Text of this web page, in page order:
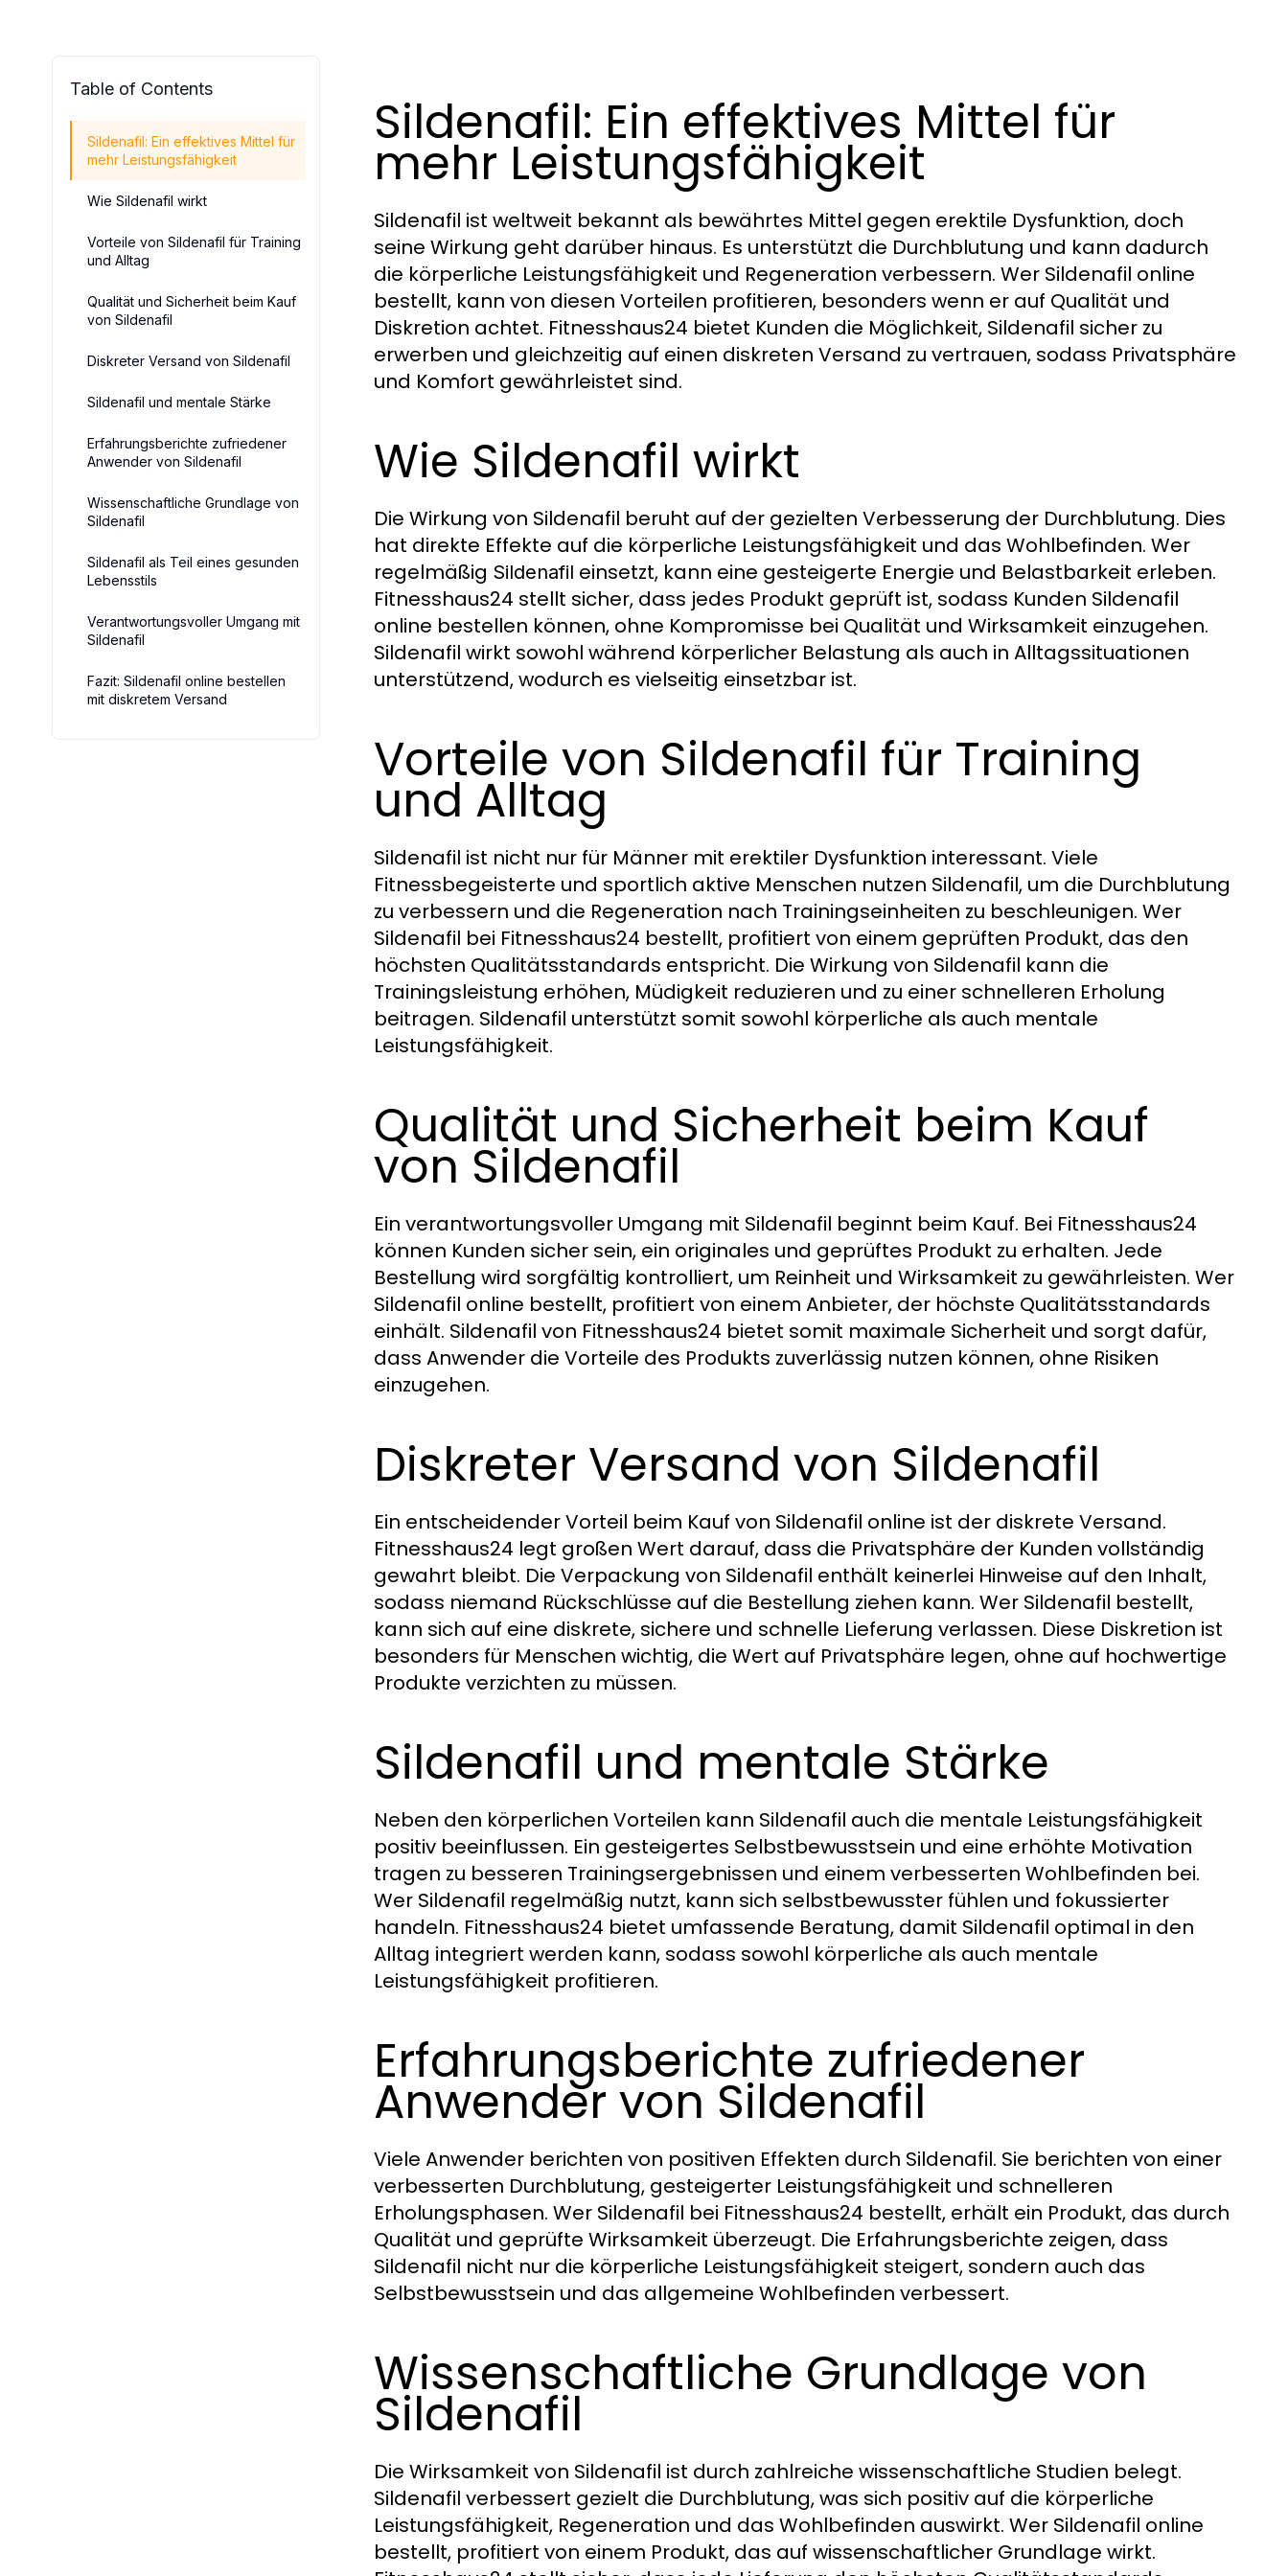
Table of Contents
Sildenafil: Ein effektives Mittel für
mehr Leistungsfähigkeit
Wie Sildenafil wirkt
Vorteile von Sildenafil für Training
und Alltag
Qualität und Sicherheit beim Kauf
von Sildenafil
Diskreter Versand von Sildenafil
Sildenafil und mentale Stärke
Erfahrungsberichte zufriedener
Anwender von Sildenafil
Wissenschaftliche Grundlage von
Sildenafil
Sildenafil als Teil eines gesunden
Lebensstils
Verantwortungsvoller Umgang mit
Sildenafil
Fazit: Sildenafil online bestellen
mit diskretem Versand
Sildenafil: Ein effektives Mittel für
mehr Leistungsfähigkeit
Sildenafil ist weltweit bekannt als bewährtes Mittel gegen erektile Dysfunktion, doch
seine Wirkung geht darüber hinaus. Es unterstützt die Durchblutung und kann dadurch
die körperliche Leistungsfähigkeit und Regeneration verbessern. Wer Sildenafil online
bestellt, kann von diesen Vorteilen profitieren, besonders wenn er auf Qualität und
Diskretion achtet. Fitnesshaus24 bietet Kunden die Möglichkeit, Sildenafil sicher zu
erwerben und gleichzeitig auf einen diskreten Versand zu vertrauen, sodass Privatsphäre
und Komfort gewährleistet sind.
Wie Sildenafil wirkt
Die Wirkung von Sildenafil beruht auf der gezielten Verbesserung der Durchblutung. Dies
hat direkte Effekte auf die körperliche Leistungsfähigkeit und das Wohlbefinden. Wer
regelmäßig Sildenafil einsetzt, kann eine gesteigerte Energie und Belastbarkeit erleben.
Fitnesshaus24 stellt sicher, dass jedes Produkt geprüft ist, sodass Kunden Sildenafil
online bestellen können, ohne Kompromisse bei Qualität und Wirksamkeit einzugehen.
Sildenafil wirkt sowohl während körperlicher Belastung als auch in Alltagssituationen
unterstützend, wodurch es vielseitig einsetzbar ist.
Vorteile von Sildenafil für Training
und Alltag
Sildenafil ist nicht nur für Männer mit erektiler Dysfunktion interessant. Viele
Fitnessbegeisterte und sportlich aktive Menschen nutzen Sildenafil, um die Durchblutung
zu verbessern und die Regeneration nach Trainingseinheiten zu beschleunigen. Wer
Sildenafil bei Fitnesshaus24 bestellt, profitiert von einem geprüften Produkt, das den
höchsten Qualitätsstandards entspricht. Die Wirkung von Sildenafil kann die
Trainingsleistung erhöhen, Müdigkeit reduzieren und zu einer schnelleren Erholung
beitragen. Sildenafil unterstützt somit sowohl körperliche als auch mentale
Leistungsfähigkeit.
Qualität und Sicherheit beim Kauf
von Sildenafil
Ein verantwortungsvoller Umgang mit Sildenafil beginnt beim Kauf. Bei Fitnesshaus24
können Kunden sicher sein, ein originales und geprüftes Produkt zu erhalten. Jede
Bestellung wird sorgfältig kontrolliert, um Reinheit und Wirksamkeit zu gewährleisten. Wer
Sildenafil online bestellt, profitiert von einem Anbieter, der höchste Qualitätsstandards
einhält. Sildenafil von Fitnesshaus24 bietet somit maximale Sicherheit und sorgt dafür,
dass Anwender die Vorteile des Produkts zuverlässig nutzen können, ohne Risiken
einzugehen.
Diskreter Versand von Sildenafil
Ein entscheidender Vorteil beim Kauf von Sildenafil online ist der diskrete Versand.
Fitnesshaus24 legt großen Wert darauf, dass die Privatsphäre der Kunden vollständig
gewahrt bleibt. Die Verpackung von Sildenafil enthält keinerlei Hinweise auf den Inhalt,
sodass niemand Rückschlüsse auf die Bestellung ziehen kann. Wer Sildenafil bestellt,
kann sich auf eine diskrete, sichere und schnelle Lieferung verlassen. Diese Diskretion ist
besonders für Menschen wichtig, die Wert auf Privatsphäre legen, ohne auf hochwertige
Produkte verzichten zu müssen.
Sildenafil und mentale Stärke
Neben den körperlichen Vorteilen kann Sildenafil auch die mentale Leistungsfähigkeit
positiv beeinflussen. Ein gesteigertes Selbstbewusstsein und eine erhöhte Motivation
tragen zu besseren Trainingsergebnissen und einem verbesserten Wohlbefinden bei.
Wer Sildenafil regelmäßig nutzt, kann sich selbstbewusster fühlen und fokussierter
handeln. Fitnesshaus24 bietet umfassende Beratung, damit Sildenafil optimal in den
Alltag integriert werden kann, sodass sowohl körperliche als auch mentale
Leistungsfähigkeit profitieren.
Erfahrungsberichte zufriedener
Anwender von Sildenafil
Viele Anwender berichten von positiven Effekten durch Sildenafil. Sie berichten von einer
verbesserten Durchblutung, gesteigerter Leistungsfähigkeit und schnelleren
Erholungsphasen. Wer Sildenafil bei Fitnesshaus24 bestellt, erhält ein Produkt, das durch
Qualität und geprüfte Wirksamkeit überzeugt. Die Erfahrungsberichte zeigen, dass
Sildenafil nicht nur die körperliche Leistungsfähigkeit steigert, sondern auch das
Selbstbewusstsein und das allgemeine Wohlbefinden verbessert.
Wissenschaftliche Grundlage von
Sildenafil
Die Wirksamkeit von Sildenafil ist durch zahlreiche wissenschaftliche Studien belegt.
Sildenafil verbessert gezielt die Durchblutung, was sich positiv auf die körperliche
Leistungsfähigkeit, Regeneration und das Wohlbefinden auswirkt. Wer Sildenafil online
bestellt, profitiert von einem Produkt, das auf wissenschaftlicher Grundlage wirkt.